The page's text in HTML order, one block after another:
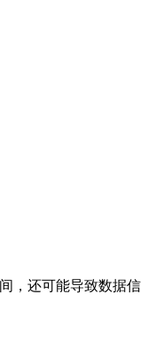
，还可能导致数据信